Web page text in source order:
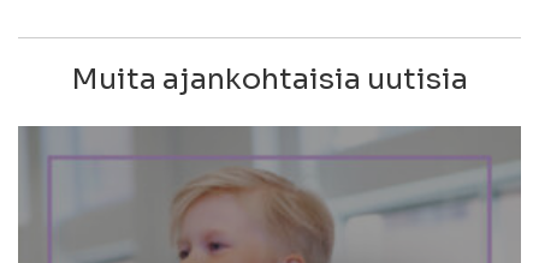
Muita ajankohtaisia uutisia